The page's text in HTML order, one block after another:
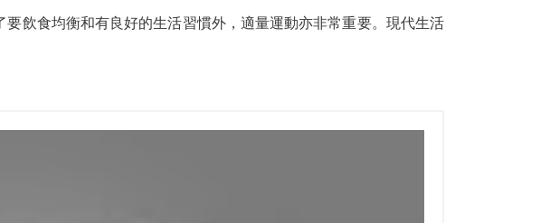
飲食均衡和有良好的生活習慣外，適量運動亦非常重要。現代生活